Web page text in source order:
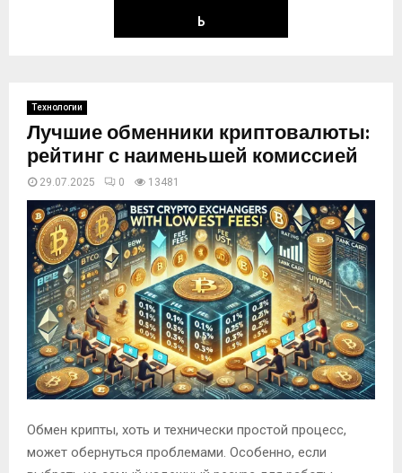
Ь
Технологии
Лучшие обменники криптовалюты:
рейтинг с наименьшей комиссией
29.07.2025 0 13481
Обмен крипты, хоть и технически простой процесс,
может обернуться проблемами. Особенно, если